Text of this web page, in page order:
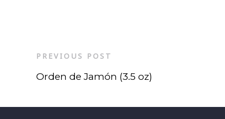
PREVIOUS POST
Orden de Jamón (3.5 oz)